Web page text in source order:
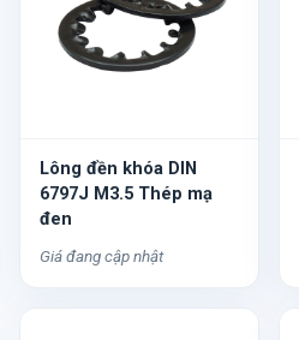
Lông đền khóa DIN
6797J M3.5 Thép mạ
đen
Giá đang cập nhật